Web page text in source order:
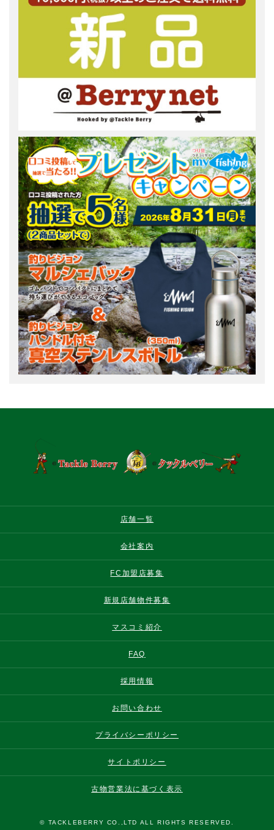
店舗一覧
会社案内
FC加盟店募集
新規店舗物件募集
マスコミ紹介
FAQ
採用情報
お問い合わせ
プライバシーポリシー
サイトポリシー
古物営業法に基づく表示
© TACKLEBERRY CO.,LTD ALL RIGHTS RESERVED.